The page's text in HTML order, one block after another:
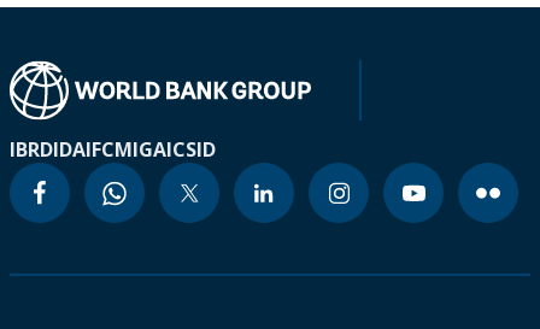
IBRDIDAIFCMIGAICSID